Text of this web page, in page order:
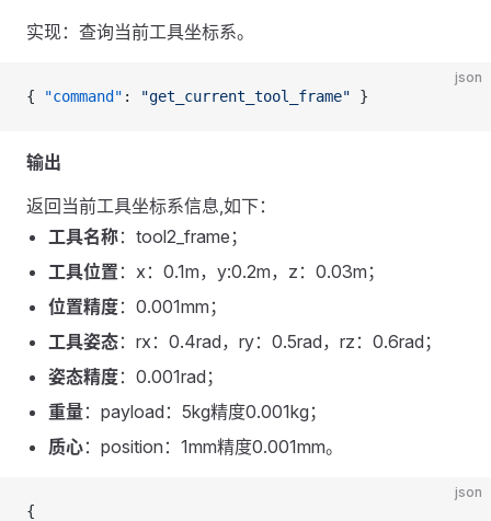
实现：查询当前工具坐标系。
json
{ "command" : "get_current_tool_frame" }
输出
返回当前工具坐标系信息,如下：
工具名称：tool2_frame；
工具位置 ：x：0.1m，y:0.2m，z：0.03m；
位置精度：0.001mm；
工具姿态：rx：0.4rad，ry：0.5rad，rz：0.6rad；
姿态精度：0.001rad；
重量：payload：5kg精度0.001kg；
质心：position：1mm精度0.001mm。
json
{